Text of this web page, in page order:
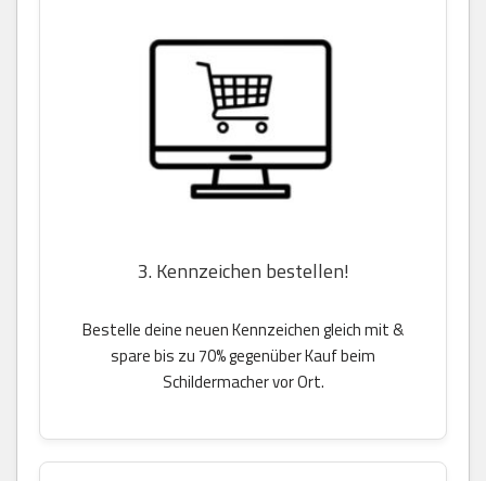
3. Kennzeichen bestellen!
Bestelle deine neuen Kennzeichen gleich mit &
spare bis zu 70% gegenüber Kauf beim
Schildermacher vor Ort.